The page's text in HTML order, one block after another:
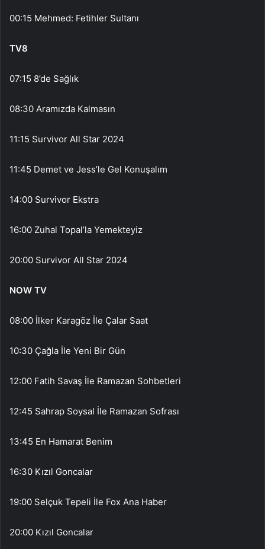
00:15 Mehmed: Fetihler Sultanı
TV8
07:15 8’de Sağlık
08:30 Aramızda Kalmasın
11:15 Survivor All Star 2024
11:45 Demet ve Jess’le Gel Konuşalım
14:00 Survivor Ekstra
16:00 Zuhal Topal’la Yemekteyiz
20:00 Survivor All Star 2024
NOW TV
08:00 İlker Karagöz İle Çalar Saat
10:30 Çağla İle Yeni Bir Gün
12:00 Fatih Savaş İle Ramazan Sohbetleri
12:45 Sahrap Soysal İle Ramazan Sofrası
13:45 En Hamarat Benim
16:30 Kızıl Goncalar
19:00 Selçuk Tepeli İle Fox Ana Haber
20:00 Kızıl Goncalar